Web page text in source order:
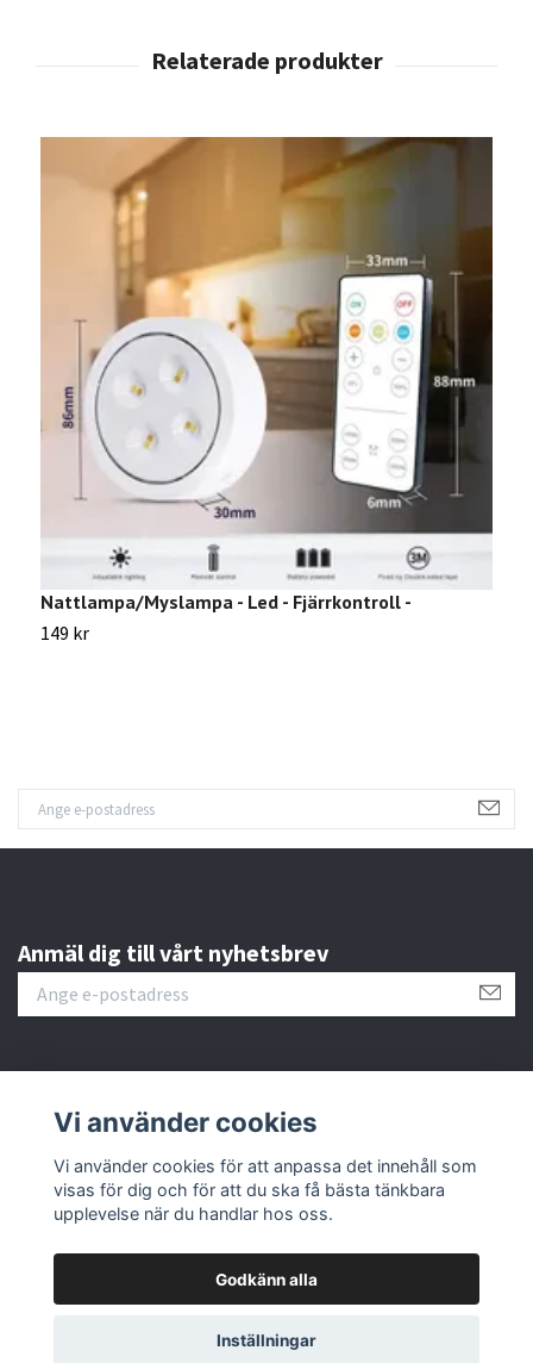
Nattlampa/Myslampa - Led - Fjärrkontroll -
149 kr
Anmäl dig till vårt nyhetsbrev
Kundtjänst
Fotmeny
© 2026 www.hsimport.sePowered by Quickbutik
Vi använder cookies
Vi använder cookies för att anpassa det innehåll som
visas för dig och för att du ska få bästa tänkbara
upplevelse när du handlar hos oss.
Godkänn alla
Inställningar